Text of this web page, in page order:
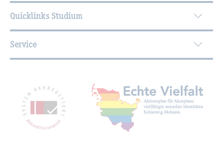
Quicklinks Studium
Service
Mit­glied­schaf­ten,